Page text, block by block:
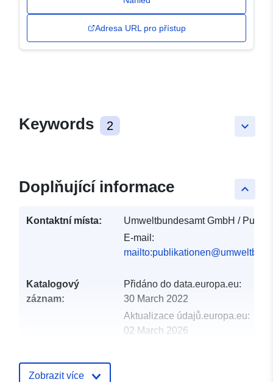
Adresa URL pro přístup
keyboard_arrow_down
Keywords 2
keyboard_arrow_up
Doplňující informace
Kontaktní místa:
Umweltbundesamt GmbH /
E-mail:
Katalogový
záznam:
Přidáno do data.europa.eu:
30 March 2022
Aktualizace údajů.europa.eu:
02 March 2026
uriRef:
Zobrazit více